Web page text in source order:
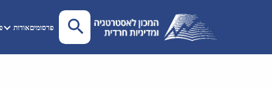
פרסומיםאודות